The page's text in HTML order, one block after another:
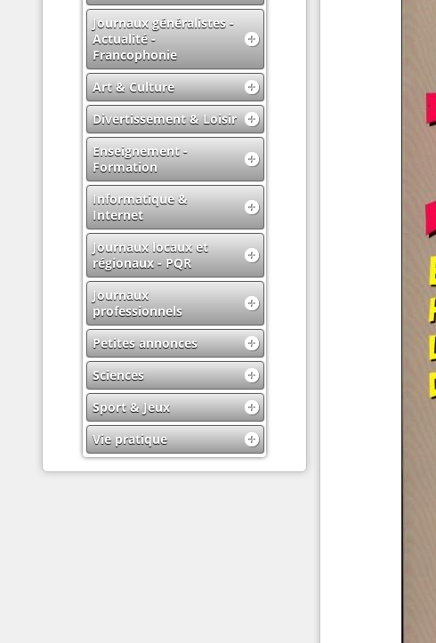
Journaux généralistes -
Actualité -
Francophonie
Art & Culture
Divertissement & Loisir
Enseignement -
Formation
Informatique &
Internet
Journaux locaux et
régionaux - PQR
Journaux
professionnels
Petites annonces
Sciences
Sport & Jeux
Vie pratique